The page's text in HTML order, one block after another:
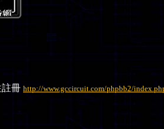
註冊 http://www.gccircuit.com/phpbb2/